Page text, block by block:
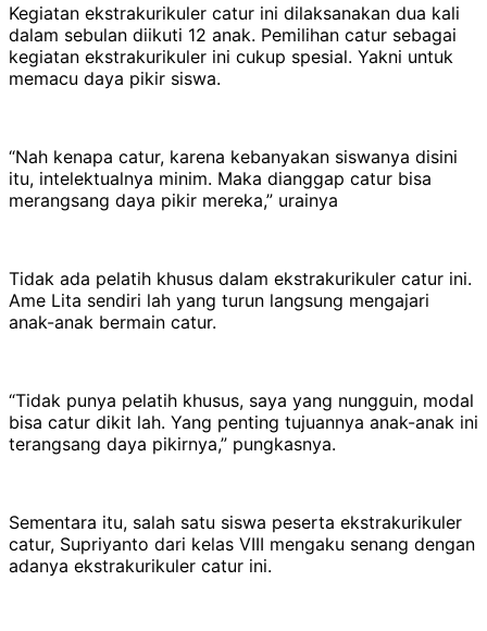
Kegiatan ekstrakurikuler catur ini dilaksanakan dua kali
dalam sebulan diikuti 12 anak. Pemilihan catur sebagai
kegiatan ekstrakurikuler ini cukup spesial. Yakni untuk
memacu daya pikir siswa.
“Nah kenapa catur, karena kebanyakan siswanya disini
itu, intelektualnya minim. Maka dianggap catur bisa
merangsang daya pikir mereka,” urainya
Tidak ada pelatih khusus dalam ekstrakurikuler catur ini.
Ame Lita sendiri lah yang turun langsung mengajari
anak-anak bermain catur.
“Tidak punya pelatih khusus, saya yang nungguin, modal
bisa catur dikit lah. Yang penting tujuannya anak-anak ini
terangsang daya pikirnya,” pungkasnya.
Sementara itu, salah satu siswa peserta ekstrakurikuler
catur, Supriyanto dari kelas VIII mengaku senang dengan
adanya ekstrakurikuler catur ini.